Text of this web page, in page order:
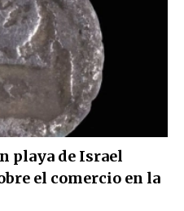
playa de Israel
el comercio en la